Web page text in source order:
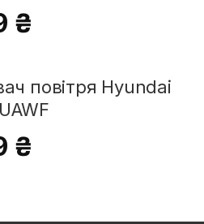
₴
повітря Hyundai
₴